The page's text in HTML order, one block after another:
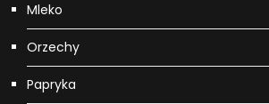
Mleko
Orzechy
Papryka